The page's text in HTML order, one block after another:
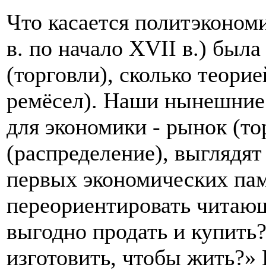
Что касается
в. по начало XVII в.) была
(торговли), сколько
ремёсел). Наши
для экономики - рынок
(распределение),
первых экономических
переориентировать
выгодно продать и
изготовить, чтобы